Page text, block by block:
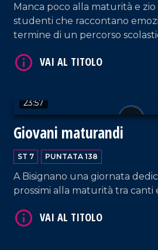
Manca poco alla maturità e
studenti che raccontano
termine di un percorso
23:57
Giovani maturandi
ST 7 PUNTATA 138
A Bisignano una giornata
prossimi alla maturità tra canti
VAI AL TITOLO
VAI AL TITOLO